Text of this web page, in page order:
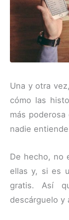
Una y otra
cómo las
más
nadie
De hecho, no
ellas y, si es
gratis. Así
descárguelo y